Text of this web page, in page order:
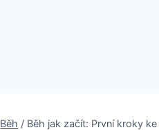
Běh / Běh jak začít: První kroky